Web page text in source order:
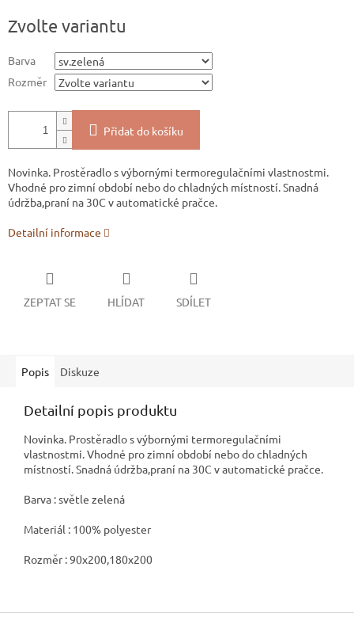
cena:
Zvolte variantu
Barva
Rozměr
Přidat do košíku
Novinka. Prostěradlo s výbornými termoregulačními vlastnostmi.
Vhodné pro zimní období nebo do chladných místností. Snadná
údržba,praní na 30C v automatické pračce.
Detailní informace
ZEPTAT SE HLÍDAT SDÍLET
Popis Diskuze
Detailní popis produktu
Novinka. Prostěradlo s výbornými termoregulačními
vlastnostmi. Vhodné pro zimní období nebo do chladných
místností. Snadná údržba,praní na 30C v automatické pračce.
Barva : světle zelená
Materiál : 100% polyester
Rozměr : 90x200,180x200
Z